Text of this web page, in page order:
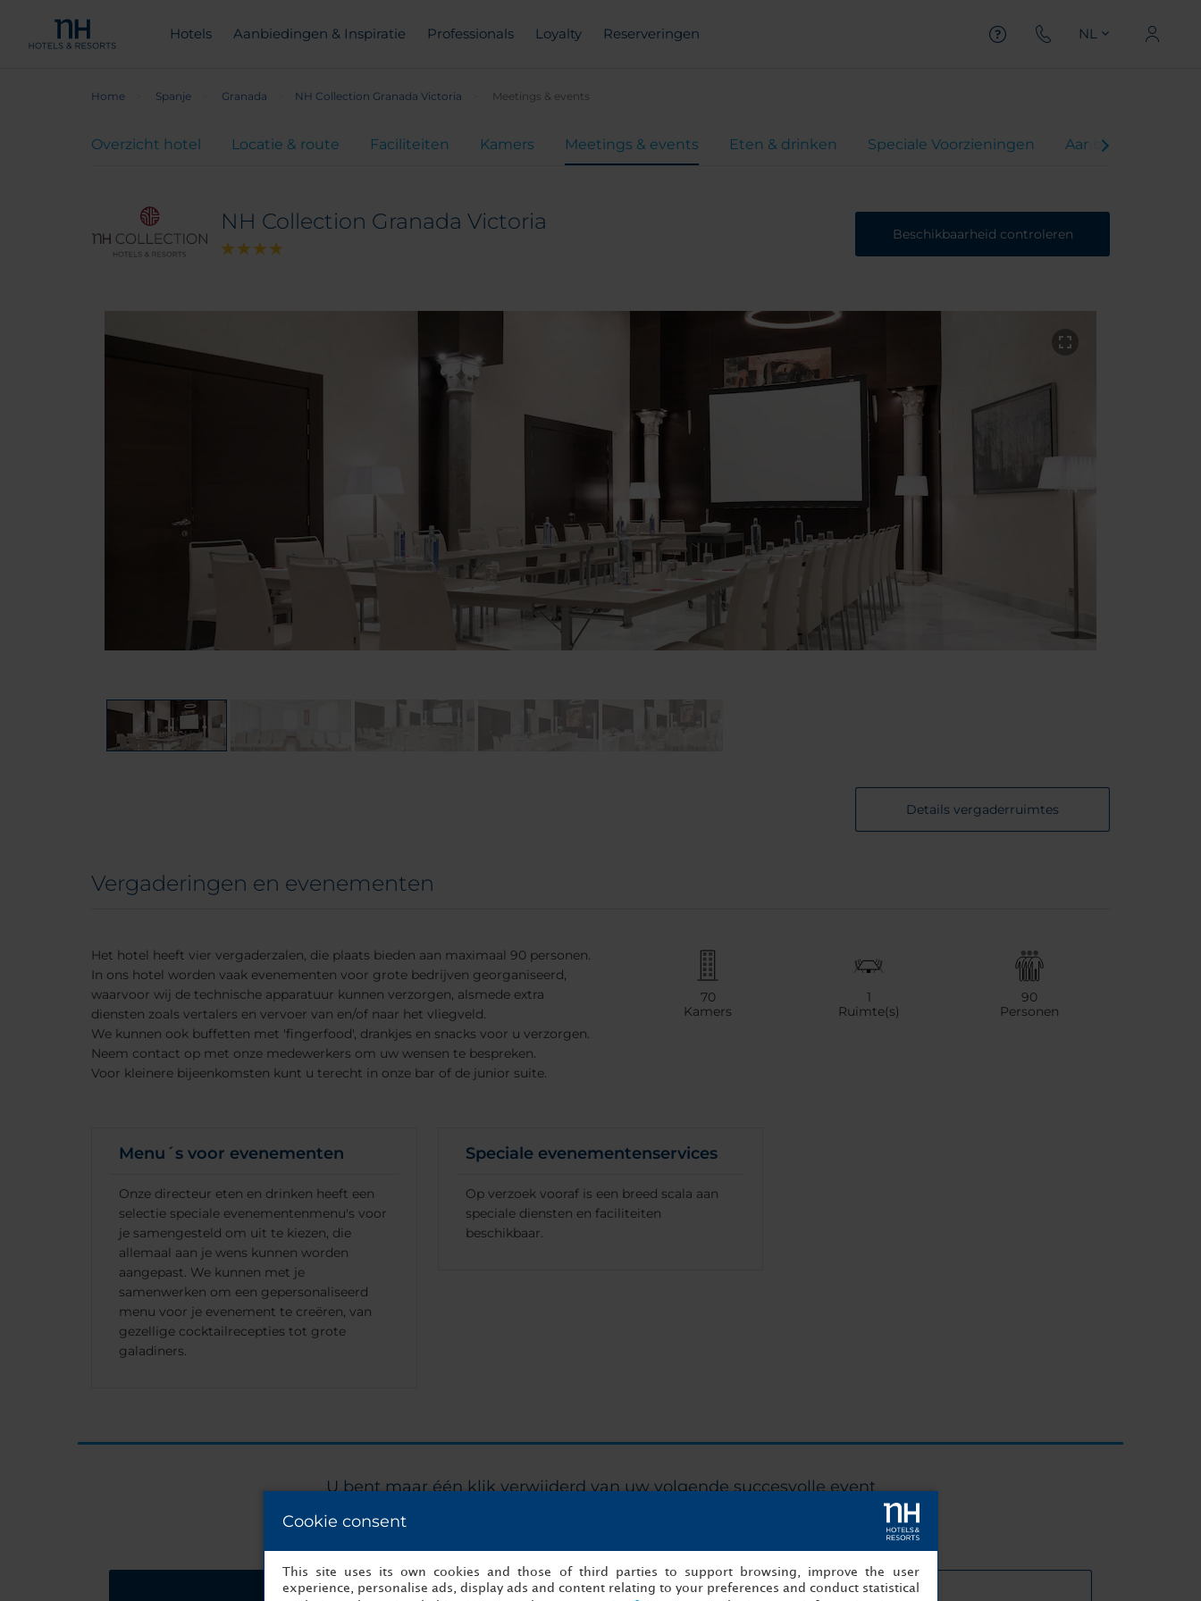
Hotels Aanbiedingen & Inspiratie Professionals Loyalty Reserveringen NL
Home Spanje Granada NH Collection Granada Victoria Meetings & events
Overzicht hotel Locatie & route Faciliteiten Kamers Meetings & events Eten & drinken Speciale Voorzieningen Aanbiedingen
NH Collection Granada Victoria Beschikbaarheid controleren
Details vergaderruimtes
Vergaderingen en evenementen
Het hotel heeft vier vergaderzalen, die plaats bieden aan maximaal 90 personen.
In ons hotel worden vaak evenementen voor grote bedrijven georganiseerd,
waarvoor wij de technische apparatuur kunnen verzorgen, alsmede extra
diensten zoals vertalers en vervoer van en/of naar het vliegveld.
We kunnen ook buffetten met 'fingerfood', drankjes en snacks voor u verzorgen.
Neem contact op met onze medewerkers om uw wensen te bespreken.
Voor kleinere bijeenkomsten kunt u terecht in onze bar of de junior suite.
70
Kamers
1
Ruimte(s)
90
Personen
Menu´s voor evenementen
Onze directeur eten en drinken heeft een
selectie speciale evenementenmenu's voor
je samengesteld om uit te kiezen, die
allemaal aan je wens kunnen worden
aangepast. We kunnen met je
samenwerken om een gepersonaliseerd
menu voor je evenement te creëren, van
gezellige cocktailrecepties tot grote
galadiners.
Speciale evenementenservices
Op verzoek vooraf is een breed scala aan
speciale diensten en faciliteiten
beschikbaar.
U bent maar één klik verwijderd van uw volgende succesvolle event
Vraag een offerte aan Details vergaderruimtes
Zoeken
Bestemming
Promotiecode
Cookie consent
This site uses its own cookies and those of third parties to support browsing, improve the user
experience, personalise ads, display ads and content relating to your preferences and conduct statistical